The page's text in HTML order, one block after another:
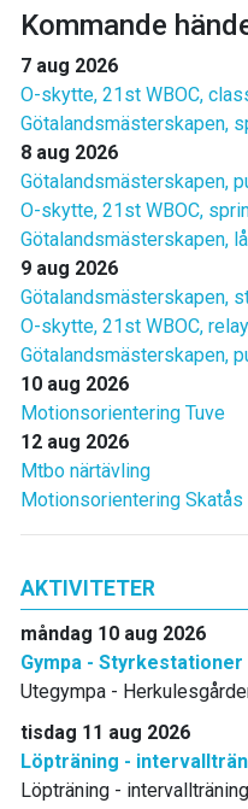
Kommande
7 aug 2026
O-skytte, 21st WBOC,
Götalandsmästerskapen,
8 aug 2026
Götalandsmästerskapen,
O-skytte, 21st WBOC,
Götalandsmästerskapen,
9 aug 2026
Götalandsmästerskapen,
O-skytte, 21st WBOC, relay
Götalandsmästerskapen,
10 aug 2026
Motionsorientering Tuve
12 aug 2026
Mtbo närtävling
Motionsorientering Skatås
AKTIVITETER
måndag 10 aug 2026
Gympa - Styrkestationer
Utegympa -
tisdag 11 aug 2026
Löpträning -
Löpträning - intervallträning